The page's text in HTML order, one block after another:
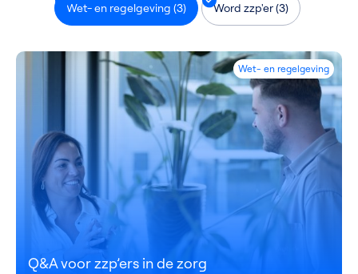
Wet- en regelgeving (3) Word zzp'er (3)
Wet- en regelgeving
Q&A voor zzp’ers in de zorg